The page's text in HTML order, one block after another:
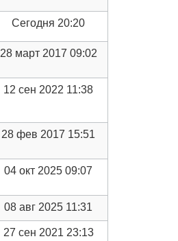
Сегодня 20:20
28 март 2017 09:02
12 сен 2022 11:38
28 фев 2017 15:51
04 окт 2025 09:07
08 авг 2025 11:31
27 сен 2021 23:13